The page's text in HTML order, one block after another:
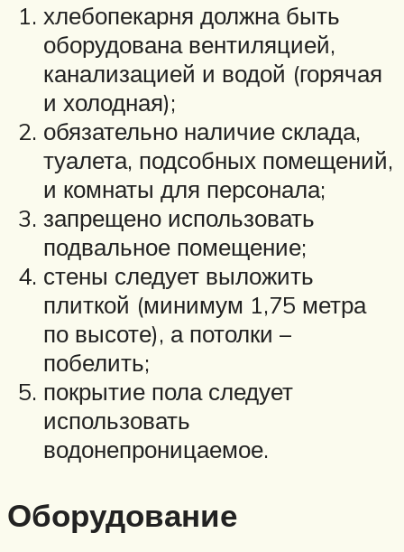
хлебопекарня должна быть
оборудована вентиляцией,
канализацией и водой (горячая
и холодная);
обязательно наличие склада,
туалета, подсобных помещений,
и комнаты для персонала;
запрещено использовать
подвальное помещение;
стены следует выложить
плиткой (минимум 1,75 метра
по высоте), а потолки –
побелить;
покрытие пола следует
использовать
водонепроницаемое.
Оборудование